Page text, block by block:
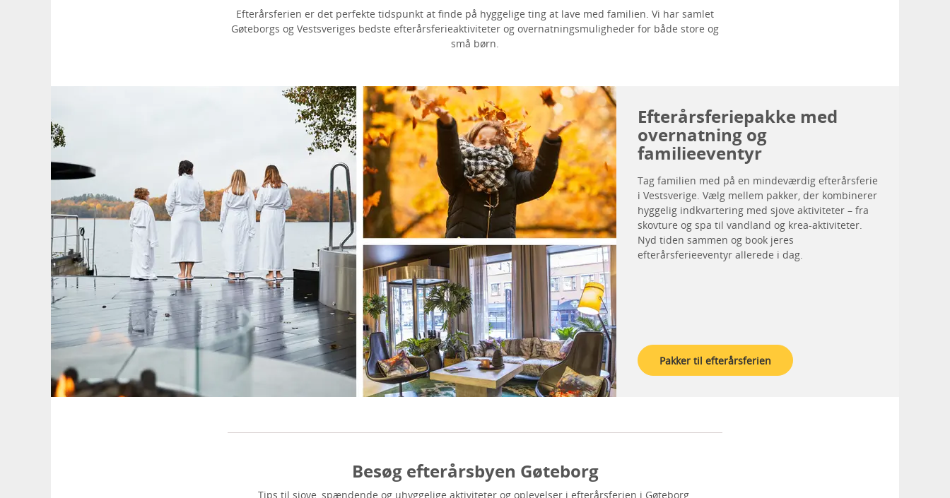
Efterårsferien er det perfekte tidspunkt at finde på hyggelige ting at lave med familien. Vi har samlet
Gøteborgs og Vestsveriges bedste efterårsferieaktiviteter og overnatningsmuligheder for både store og
små børn.
Efterårsferiepakke med
overnatning og
familieeventyr
Tag familien med på en mindeværdig efterårsferie
i Vestsverige. Vælg mellem pakker, der kombinerer
hyggelig indkvartering med sjove aktiviteter – fra
skovture og spa til vandland og krea-aktiviteter.
Nyd tiden sammen og book jeres
efterårsferieeventyr allerede i dag.
Pakker til efterårsferien
Besøg efterårsbyen Gøteborg
Tips til sjove, spændende og uhyggelige aktiviteter og oplevelser i efterårsferien i Gøteborg.